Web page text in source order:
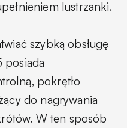
lustrzanki.
szybką obsługę
posiada
pokrętło
do nagrywania
W ten sposób